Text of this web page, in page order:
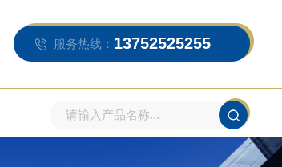
服务热线： 13752525255